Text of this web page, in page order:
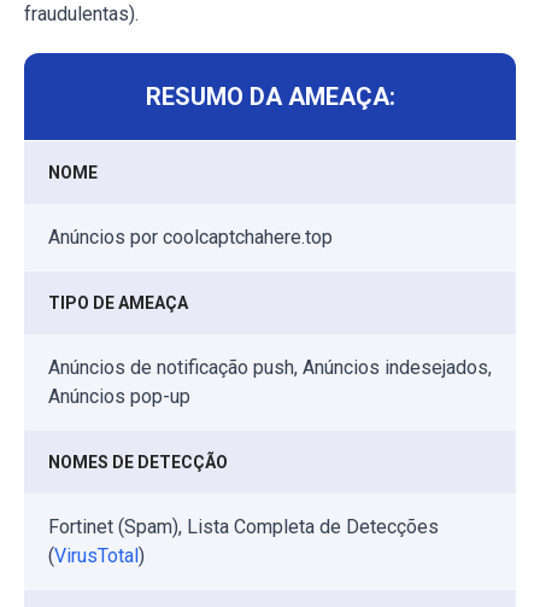
fraudulentas).
RESUMO DA AMEAÇA:
NOME
Anúncios por coolcaptchahere.top
TIPO DE AMEAÇA
Anúncios de notificação push, Anúncios indesejados,
Anúncios pop-up
NOMES DE DETECÇÃO
Fortinet (Spam), Lista Completa de Detecções
(VirusTotal)